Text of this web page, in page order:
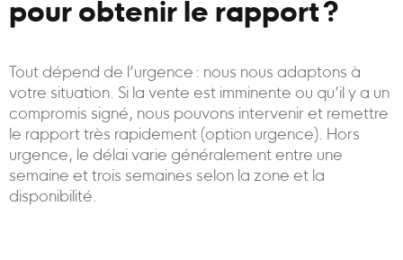
pour obtenir le rapport ?
Tout dépend de l’urgence : nous nous adaptons à
votre situation. Si la vente est imminente ou qu’il y a un
compromis signé, nous pouvons intervenir et remettre
le rapport très rapidement (option urgence). Hors
urgence, le délai varie généralement entre une
semaine et trois semaines selon la zone et la
disponibilité.